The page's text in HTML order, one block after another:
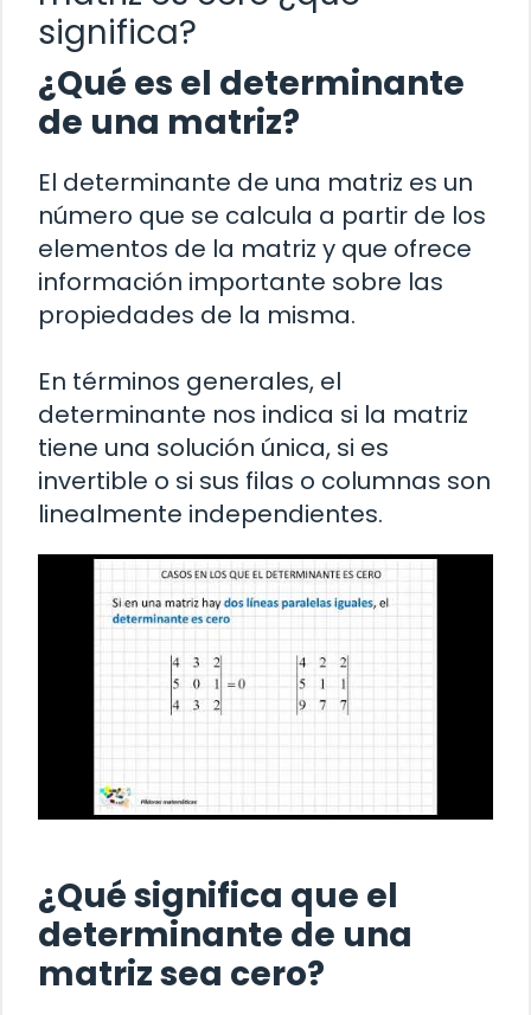
significa?
¿Qué es el determinante
de una matriz?
El determinante de una matriz es un
número que se calcula a partir de los
elementos de la matriz y que ofrece
información importante sobre las
propiedades de la misma.
En términos generales, el
determinante nos indica si la matriz
tiene una solución única, si es
invertible o si sus filas o columnas son
linealmente independientes.
¿Qué significa que el
determinante de una
matriz sea cero?